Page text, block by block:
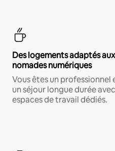
Des logements adaptés
nomades numériques
Vous êtes un
un séjour longue durée
espaces de travail dédiés.